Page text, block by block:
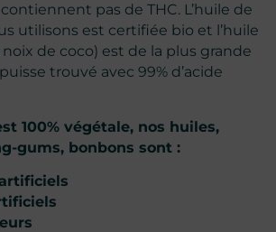
pas de THC. L’huile de
utilisons est certifiée bio et l’huile
noix de coco) est de la plus grande
trouvé avec 99% d’acide
100% végétale, nos huiles,
gums, bonbons sont :